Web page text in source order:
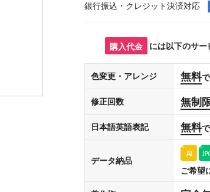
銀行振込・クレジット決済対応
購入代金 には以下のサー
色変更・アレンジ 無料
修正回数 無制
日本語英語表記 無料
データ納品
ご希望